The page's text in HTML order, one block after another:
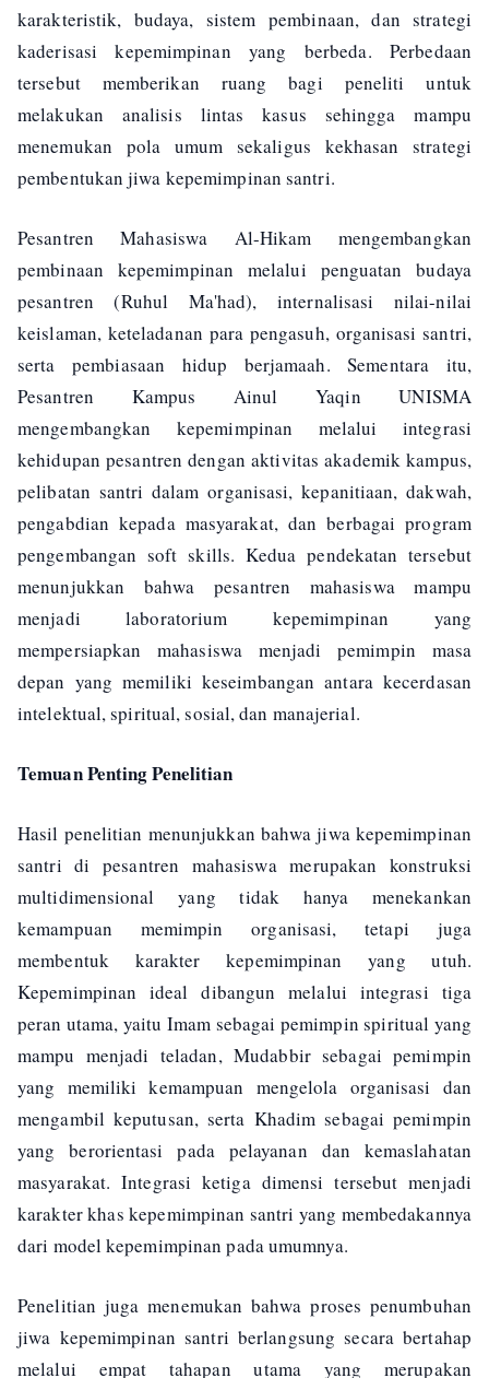
karakteristik, budaya, sistem pembinaan, dan strategi
kaderisasi kepemimpinan yang berbeda. Perbedaan
tersebut memberikan ruang bagi peneliti untuk
melakukan analisis lintas kasus sehingga mampu
menemukan pola umum sekaligus kekhasan strategi
pembentukan jiwa kepemimpinan santri.
Pesantren Mahasiswa Al-Hikam mengembangkan
pembinaan kepemimpinan melalui penguatan budaya
pesantren (Ruhul Ma'had), internalisasi nilai-nilai
keislaman, keteladanan para pengasuh, organisasi santri,
serta pembiasaan hidup berjamaah. Sementara itu,
Pesantren Kampus Ainul Yaqin UNISMA
mengembangkan kepemimpinan melalui integrasi
kehidupan pesantren dengan aktivitas akademik kampus,
pelibatan santri dalam organisasi, kepanitiaan, dakwah,
pengabdian kepada masyarakat, dan berbagai program
pengembangan soft skills. Kedua pendekatan tersebut
menunjukkan bahwa pesantren mahasiswa mampu
menjadi laboratorium kepemimpinan yang
mempersiapkan mahasiswa menjadi pemimpin masa
depan yang memiliki keseimbangan antara kecerdasan
intelektual, spiritual, sosial, dan manajerial.
Temuan Penting Penelitian
Hasil penelitian menunjukkan bahwa jiwa kepemimpinan
santri di pesantren mahasiswa merupakan konstruksi
multidimensional yang tidak hanya menekankan
kemampuan memimpin organisasi, tetapi juga
membentuk karakter kepemimpinan yang utuh.
Kepemimpinan ideal dibangun melalui integrasi tiga
peran utama, yaitu Imam sebagai pemimpin spiritual yang
mampu menjadi teladan, Mudabbir sebagai pemimpin
yang memiliki kemampuan mengelola organisasi dan
mengambil keputusan, serta Khadim sebagai pemimpin
yang berorientasi pada pelayanan dan kemaslahatan
masyarakat. Integrasi ketiga dimensi tersebut menjadi
karakter khas kepemimpinan santri yang membedakannya
dari model kepemimpinan pada umumnya.
Penelitian juga menemukan bahwa proses penumbuhan
jiwa kepemimpinan santri berlangsung secara bertahap
melalui empat tahapan utama yang merupakan